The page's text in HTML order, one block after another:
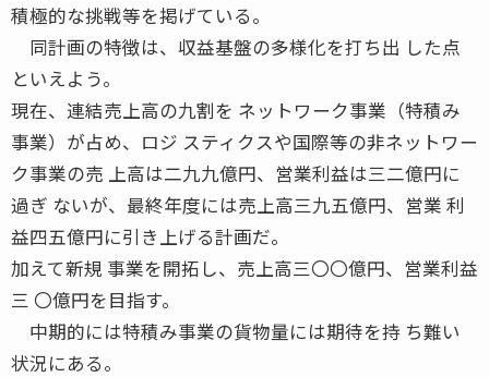
積極的な挑戦等を掲げている。
同計画の特徴は、収益基盤の多様化を打ち出 した点
といえよう。
現在、連結売上高の九割を ネットワーク事業（特積み
事業）が占め、ロジ スティクスや国際等の非ネットワー
ク事業の売 上高は二九九億円、営業利益は三二億円に
過ぎ ないが、最終年度には売上高三九五億円、営業 利
益四五億円に引き上げる計画だ。
加えて新規 事業を開拓し、売上高三〇〇億円、営業利益
三 〇億円を目指す。
中期的には特積み事業の貨物量には期待を持 ち難い
状況にある。